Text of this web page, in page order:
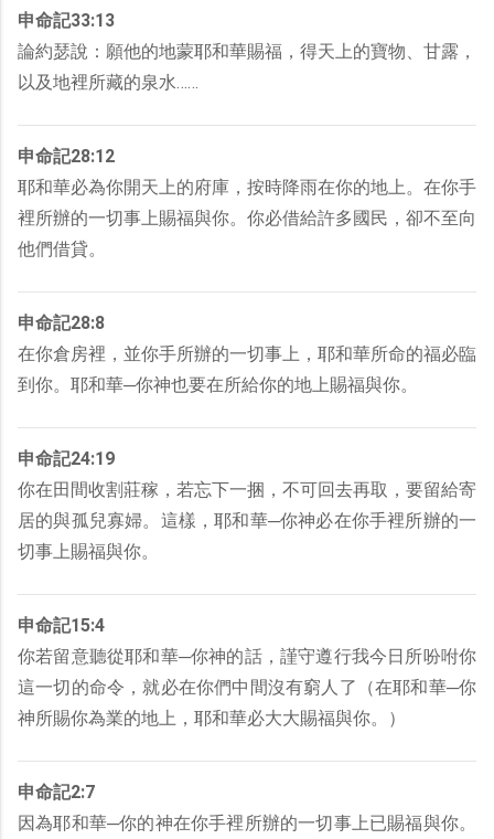
申命記33:13
論約瑟說：願他的地蒙耶和華賜福，得天上的寶物、甘露，
以及地裡所藏的泉水……
申命記28:12
耶和華必為你開天上的府庫，按時降雨在你的地上。在你手
裡所辦的一切事上賜福與你。你必借給許多國民，卻不至向
他們借貸。
申命記28:8
在你倉房裡，並你手所辦的一切事上，耶和華所命的福必臨
到你。耶和華─你神也要在所給你的地上賜福與你。
申命記24:19
你在田間收割莊稼，若忘下一捆，不可回去再取，要留給寄
居的與孤兒寡婦。這樣，耶和華─你神必在你手裡所辦的一
切事上賜福與你。
申命記15:4
你若留意聽從耶和華─你神的話，謹守遵行我今日所吩咐你
這一切的命令，就必在你們中間沒有窮人了（在耶和華─你
神所賜你為業的地上，耶和華必大大賜福與你。）
申命記2:7
因為耶和華─你的神在你手裡所辦的一切事上已賜福與你。